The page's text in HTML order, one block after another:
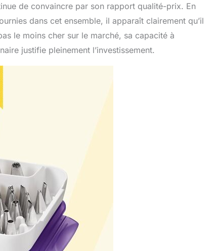
de convaincre par son rapport qualité-prix. En
dans cet ensemble, il apparaît clairement qu’il
le moins cher sur le marché, sa capacité à
justifie pleinement l’investissement.